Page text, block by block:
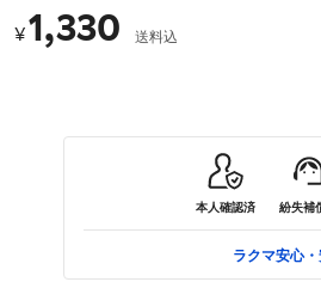
¥1,330 送料込
本人確認済 紛失補
ラクマ安心